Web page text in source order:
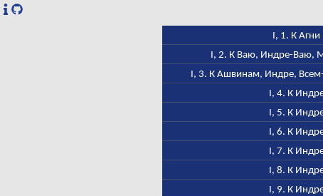
I, 1. К Агни
I, 2. К Ваю, Индре-Ваю,
I, 3. К Ашвинам, Индре,
I, 4. К
I, 5. К
I, 6. К
I, 7. К
I, 8. К
I, 9. К